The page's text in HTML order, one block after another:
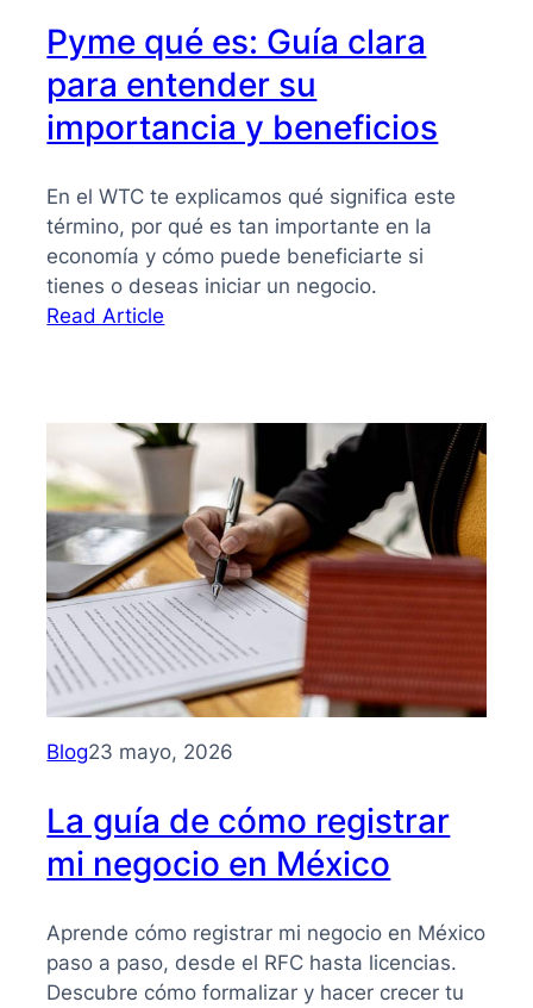
Pyme qué es: Guía clara
para entender su
importancia y beneficios
En el WTC te explicamos qué significa este
término, por qué es tan importante en la
economía y cómo puede beneficiarte si
tienes o deseas iniciar un negocio.
Read Article
Guía
clara
para
entender
su
importancia
y
beneficios
Blog23 mayo, 2026
La guía de cómo registrar
mi negocio en México
Aprende cómo registrar mi negocio en México
paso a paso, desde el RFC hasta licencias.
Descubre cómo formalizar y hacer crecer tu